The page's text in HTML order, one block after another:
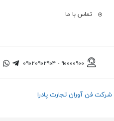
تماس با ما
۹۰۰۰۰۹۰۰ - ۰۹۰۲۰۹۰۲۹۰۴
شرکت فن آوران تجارت پادرا